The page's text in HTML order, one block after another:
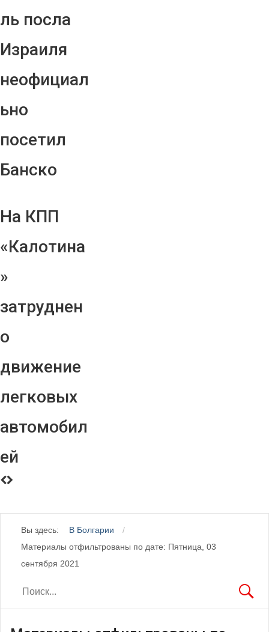
ль посла
Израиля
неофициал
ьно
посетил
Банско
На КПП
«Калотина
»
затруднен
о
движение
легковых
автомобил
ей
Вы здесь:
В Болгарии
Материалы отфильтрованы по дате: Пятница, 03
сентября 2021